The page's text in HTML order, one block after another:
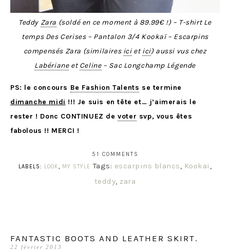
Teddy Zara (soldé en ce moment à 89.99€ !) – T-shirt Le
temps Des Cerises – Pantalon 3/4 Kookaï – Escarpins
compensés Zara (similaires icietici) aussi vus chez
LabérianeetCeline– Sac Longchamp Légende
PS: le concours Be Fashion Talents se termine
dimanche midi !!! Je suis en tête et… j’aimerais le
rester ! Donc CONTINUEZ devoter svp, vous êtes
fabolous !! MERCI !
51 COMMENTS
LABELS:
LOOK, MY STYLE Tags: escarpins blancs, Kookai ,
teddy, zara
FANTASTIC BOOTS AND LEATHER SKIRT.
22 février 2013